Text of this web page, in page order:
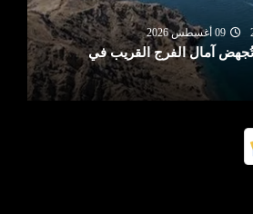
09 أغسطس 2026
تُجهض آمال الفرج القريب في